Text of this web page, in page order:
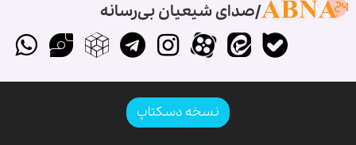
صدای شیعیان بی‌رسانه
نسخه دسکتاپ